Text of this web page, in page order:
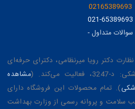
02165389693
021-65389693
سوالات متداول-
دکتر رویا میرنظامی، دکترای حرفه‌ای
می‌کند. (
مشاهده
). تمام محصولات این فروشگاه دارای
سلامت و پروانه رسمی از وزارت بهداشت